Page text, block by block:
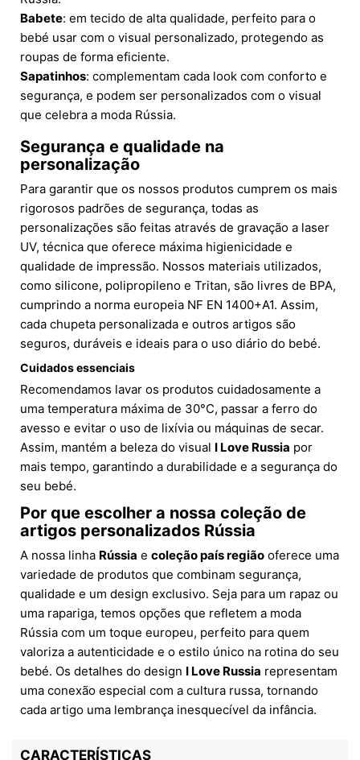
Babete: em tecido de alta qualidade, perfeito para o
bebé usar com o visual personalizado, protegendo as
roupas de forma eficiente.
Sapatinhos: complementam cada look com conforto e
segurança, e podem ser personalizados com o visual
que celebra a moda Rússia.
Segurança e qualidade na
personalização
Para garantir que os nossos produtos cumprem os mais
rigorosos padrões de segurança, todas as
personalizações são feitas através de gravação a laser
UV, técnica que oferece máxima higienicidade e
qualidade de impressão. Nossos materiais utilizados,
como silicone, polipropileno e Tritan, são livres de BPA,
cumprindo a norma europeia NF EN 1400+A1. Assim,
cada chupeta personalizada e outros artigos são
seguros, duráveis e ideais para o uso diário do bebé.
Cuidados essenciais
Recomendamos lavar os produtos cuidadosamente a
uma temperatura máxima de 30°C, passar a ferro do
avesso e evitar o uso de lixívia ou máquinas de secar.
Assim, mantém a beleza do visual I Love Russia por
mais tempo, garantindo a durabilidade e a segurança do
seu bebé.
Por que escolher a nossa coleção de
artigos personalizados Rússia
A nossa linha Rússia e coleção país região oferece uma
variedade de produtos que combinam segurança,
qualidade e um design exclusivo. Seja para um rapaz ou
uma rapariga, temos opções que refletem a moda
Rússia com um toque europeu, perfeito para quem
valoriza a autenticidade e o estilo único na rotina do seu
bebé. Os detalhes do design I Love Russia representam
uma conexão especial com a cultura russa, tornando
cada artigo uma lembrança inesquecível da infância.
CARACTERÍSTICAS